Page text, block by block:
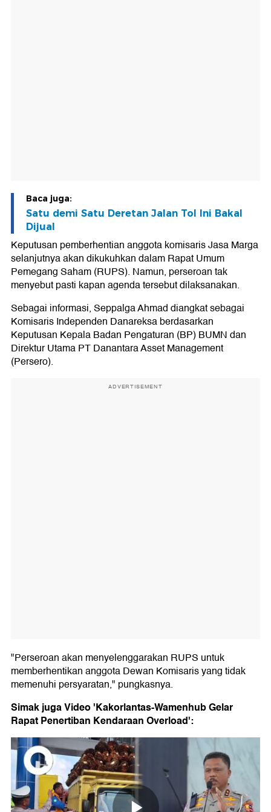
Baca juga:
Satu demi Satu Deretan Jalan Tol Ini Bakal
Dijual
Keputusan pemberhentian anggota komisaris Jasa Marga
selanjutnya akan dikukuhkan dalam Rapat Umum
Pemegang Saham (RUPS). Namun, perseroan tak
menyebut pasti kapan agenda tersebut dilaksanakan.
Sebagai informasi, Seppalga Ahmad diangkat sebagai
Komisaris Independen Danareksa berdasarkan
Keputusan Kepala Badan Pengaturan (BP) BUMN dan
Direktur Utama PT Danantara Asset Management
(Persero).
ADVERTISEMENT
"Perseroan akan menyelenggarakan RUPS untuk
memberhentikan anggota Dewan Komisaris yang tidak
memenuhi persyaratan," pungkasnya.
Simak juga Video 'Kakorlantas-Wamenhub Gelar
Rapat Penertiban Kendaraan Overload':